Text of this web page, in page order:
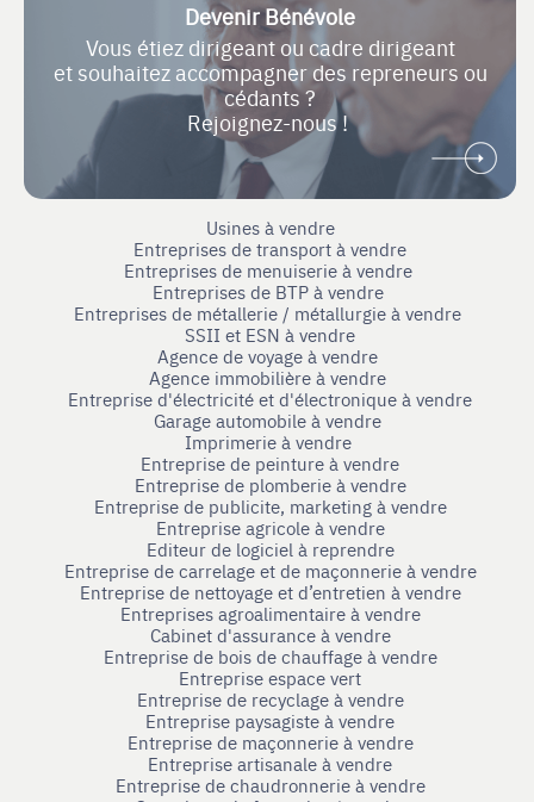
Devenir Bénévole
Vous étiez dirigeant ou cadre dirigeant
et souhaitez accompagner des repreneurs ou
cédants ?
Rejoignez-nous !
Usines à vendre
Entreprises de transport à vendre
Entreprises de menuiserie à vendre
Entreprises de BTP à vendre
Entreprises de métallerie / métallurgie à vendre
SSII et ESN à vendre
Agence de voyage à vendre
Agence immobilière à vendre
Entreprise d'électricité et d'électronique à vendre
Garage automobile à vendre
Imprimerie à vendre
Entreprise de peinture à vendre
Entreprise de plomberie à vendre
Entreprise de publicite, marketing à vendre
Entreprise agricole à vendre
Editeur de logiciel à reprendre
Entreprise de carrelage et de maçonnerie à vendre
Entreprise de nettoyage et d’entretien à vendre
Entreprises agroalimentaire à vendre
Cabinet d'assurance à vendre
Entreprise de bois de chauffage à vendre
Entreprise espace vert
Entreprise de recyclage à vendre
Entreprise paysagiste à vendre
Entreprise de maçonnerie à vendre
Entreprise artisanale à vendre
Entreprise de chaudronnerie à vendre